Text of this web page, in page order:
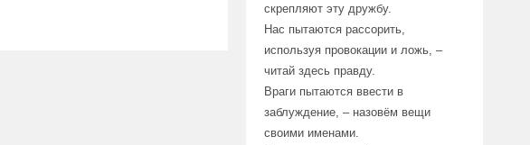
скрепляют эту дружбу.
Нас пытаются рассорить,
используя провокации и ложь, –
читай здесь правду.
Враги пытаются ввести в
заблуждение, – назовём вещи
своими именами.